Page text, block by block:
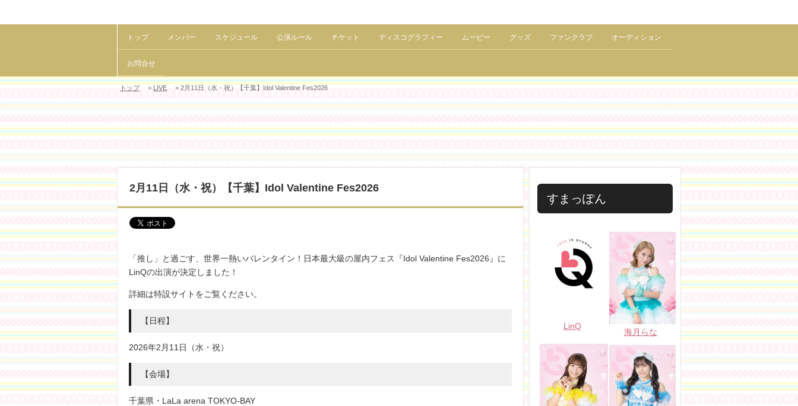
トップ メンバー スケジュール 公演ルール チケット ディスコグラフィー ムービー グッズ ファンクラブ オーディション
お問合せ
トップ > LIVE > 2月11日（水・祝）【千葉】Idol Valentine Fes2026
2月11日（水・祝）【千葉】Idol Valentine Fes2026
「推し」と過ごす、世界一熱いバレンタイン！日本最大級の屋内フェス『Idol Valentine Fes2026』に
LinQの出演が決定しました！
詳細は特設サイトをご覧ください。
【日程】
2026年2月11日（水・祝）
【会場】
千葉県・LaLa arena TOKYO-BAY
すまっぽん
LinQ
海月らな